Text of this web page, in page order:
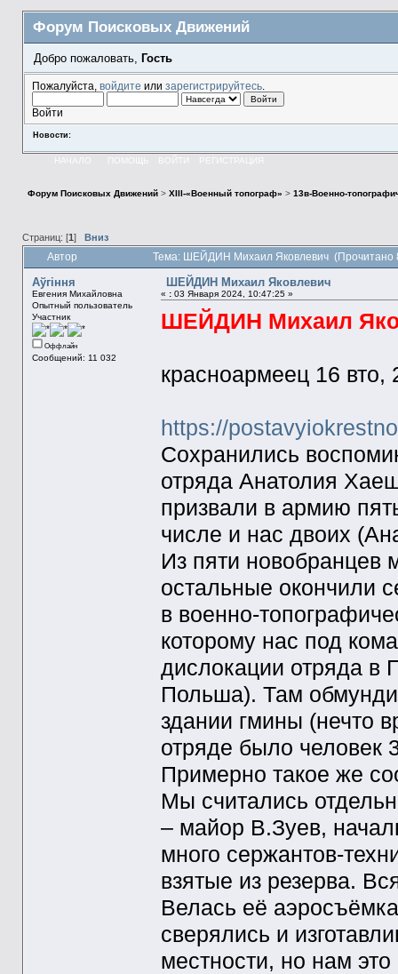
Форум Поисковых Движений
Добро пожаловать, Гость
Пожалуйста, войдите или зарегистрируйтесь.
Войти
Новости:
НАЧАЛО ПОМОЩЬ ВОЙТИ РЕГИСТРАЦИЯ
Форум Поисковых Движений> XIII-«Военный топограф» > 13в-Военно-
Страниц: [1 ] Вниз
Автор Тема: ШЕЙДИН Михаил Яковлевич (Прочитано
Aўгiння
Евгения Михайловна
Опытный пользователь
Участник
Оффлайн
Сообщений: 11 032
ШЕЙДИН Михаил Яковлевич
« :03 Января 2024, 10:47:25 »
ШЕЙДИН Михаил
красноармеец 16 вто,
https://
Сохранились
отряда Анатолия
призвали в армию
числе и нас двоих
Из пяти новобранцев
остальные окончили
в военно-
которому нас под
дислокации отряда в
Польша). Там
здании гмины (нечто
отряде было человек
Примерно такое же
Мы считались
– майор В.Зуев,
много сержантов-
взятые из резерва.
Велась её
сверялись и
местности, но нам